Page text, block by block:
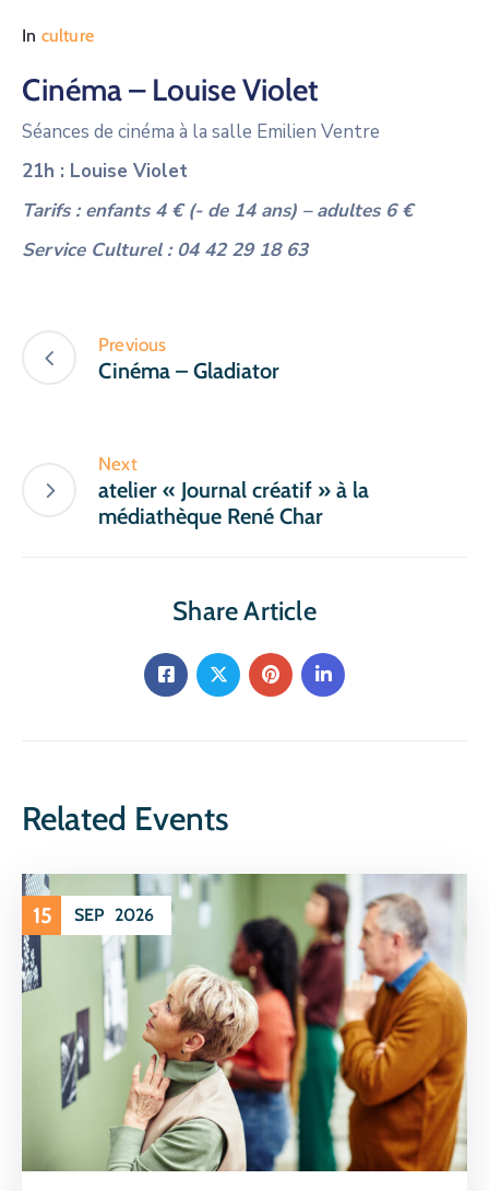
In culture
Cinéma – Louise Violet
Séances de cinéma à la salle Emilien Ventre
21h : Louise Violet
Tarifs : enfants 4 € (- de 14 ans) – adultes 6 €
Service Culturel : 04 42 29 18 63
Previous
Cinéma – Gladiator
Next
atelier « Journal créatif » à la
médiathèque René Char
Share Article
Related Events
15 SEP 2026